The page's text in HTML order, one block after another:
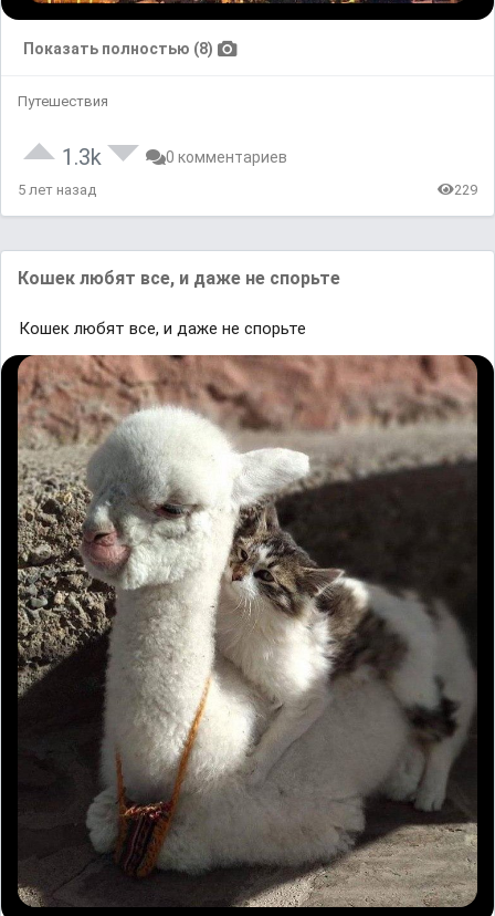
Показать полностью (8)
Путешествия
1.3k 0 комментариев
5 лет назад 229
Кошек любят все, и даже не спорьте
Кошек любят все, и даже не спорьте